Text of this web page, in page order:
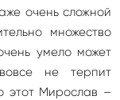
очень сложной
множество
умело может
не терпит
этот Мирослав –